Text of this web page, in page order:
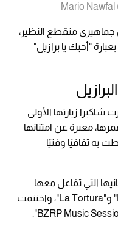
منقطع النظير،
"أحبك يا برازيل"
زيارتها الأولى
معبرة عن امتنانها
به ثقافيًا وفنيًا
التي تفاعل معها
الجمهور بحرارة، مثل "Hips Don’t Lie" و"La Tortura"، واختتمت